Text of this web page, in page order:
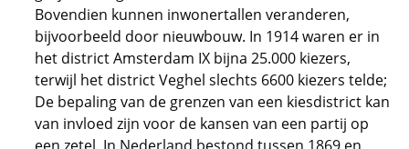
Bovendien kunnen inwonertallen veranderen,
bijvoorbeeld door nieuwbouw. In 1914 waren er in
het district Amsterdam IX bijna 25.000 kiezers,
terwijl het district Veghel slechts 6600 kiezers telde;
De bepaling van de grenzen van een kiesdistrict kan
van invloed zijn voor de kansen van een partij op